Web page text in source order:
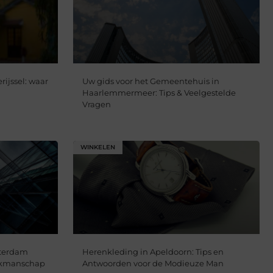
waar
Uw gids voor het Gemeentehuis in
Haarlemmermeer: Tips & Veelgestelde
Vragen
WINKELEN
Herenkleding in Apeldoorn: Tips en
Antwoorden voor de Modieuze Man